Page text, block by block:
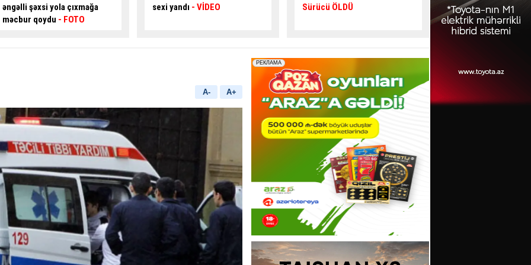
sexi yandı- VİDEO
Sürücü ÖLDÜ
verib,5 nəfər yaralanıb
gənc az qalaasfalta
yıxılacaqdı- VİDEO
A- A+